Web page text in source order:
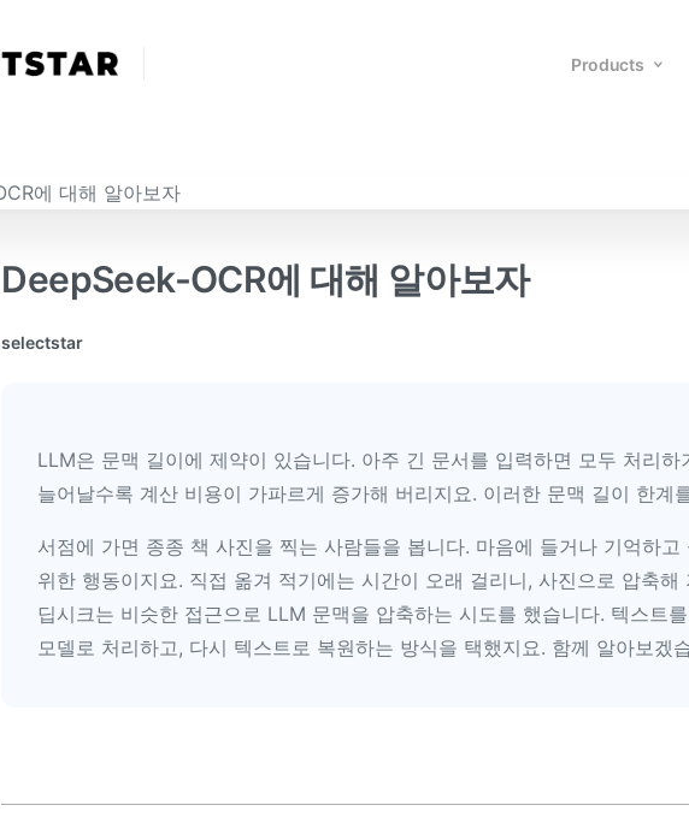
Products
DeepSeek-OCR에 대해 알아보자
selectstar
LLM은 문맥 길이에 제약이 있습니다. 아주 긴 문서를 입력하면 모두 처리
늘어날수록 계산 비용이 가파르게 증가해 버리지요. 이러한 문맥 길이 한계
서점에 가면 종종 책 사진을 찍는 사람들을 봅니다. 마음에 들거나 기억하
위한 행동이지요. 직접 옮겨 적기에는 시간이 오래 걸리니, 사진으로 압축해
딥시크는 비슷한 접근으로 LLM 문맥을 압축하는 시도를 했습니다. 텍스트
모델로 처리하고, 다시 텍스트로 복원하는 방식을 택했지요. 함께 알아보겠